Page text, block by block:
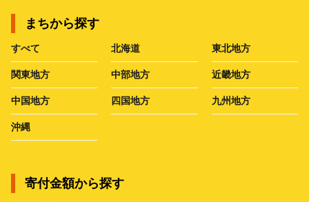
まちから探す
すべて 北海道 東北地方
関東地方 中部地方 近畿地方
中国地方 四国地方 九州地方
沖縄
寄付金額から探す